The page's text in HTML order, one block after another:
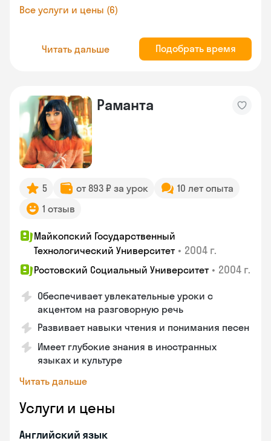
Все услуги и цены (6)
Читать дальше Подобрать время
Раманта
5 от 893 ₽ за урок
10 лет опыта
1 отзыв
Майкопский Государственный
Технологический Университет • 2004 г.
Ростовский Социальный Университет • 2004 г.
Обеспечивает увлекательные уроки с
акцентом на разговорную речь
Развивает навыки чтения и понимания песен
Имеет глубокие знания в иностранных
языках и культуре
Читать дальше
Услуги и цены
Английский язык